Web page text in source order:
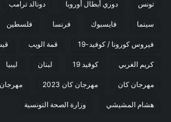
تونس دوري أبطال أوروبا دونالد ترامب
سينما فايسبوك فرنسا فلسطين
فيروس كورونا / كوفيد-19 قمة الويب
كريم الغربي كوفيد 19 لبنان ليبيا
مهرجان كان مهرجان كان 2023
هشام المشيشي وزارة الصحة التونسية